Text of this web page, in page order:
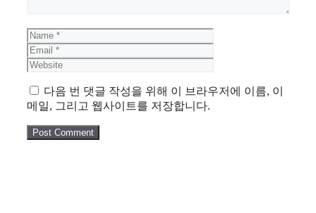
Name
다음 번 댓글 작성을 위해 이 브라우저에 이름, 이
메일, 그리고 웹사이트를 저장합니다.